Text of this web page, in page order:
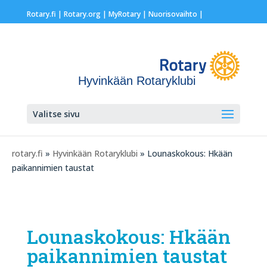
Rotary.fi | Rotary.org| MyRotary | Nuorisovaihto |
Hyvinkään Rotaryklubi
Valitse sivu
rotary.fi » Hyvinkään Rotaryklubi » Lounaskokous: Hkään
paikannimien taustat
Lounaskokous: Hkään
paikannimien taustat